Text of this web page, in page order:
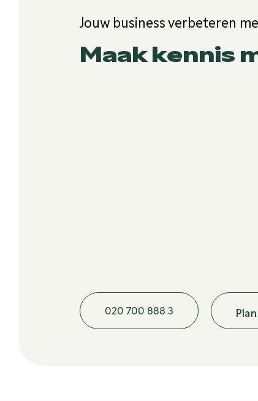
Jouw business verbeteren
Maak kennis
020 700 888 3